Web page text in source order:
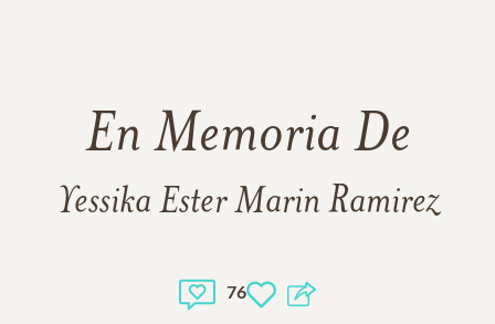
En Memoria De
Yessika Ester Marin Ramirez
76